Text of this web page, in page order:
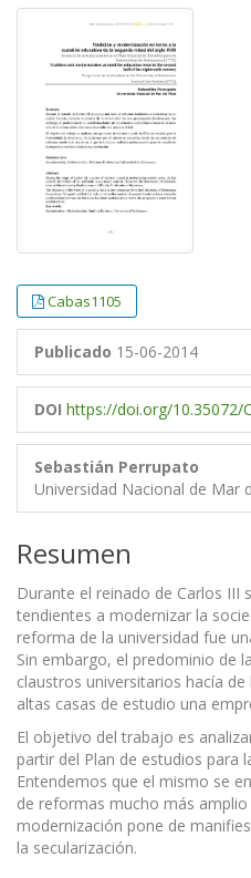
Cabas1105
Publicado 15-06-2014
DOI https://doi.org/10.35072/
Sebastián Perrupato
Universidad Nacional de Mar
Resumen
Durante el reinado de Carlos III
tendientes a modernizar la
reforma de la universidad fue
Sin embargo, el predominio de
claustros universitarios hacía
altas casas de estudio una
El objetivo del trabajo es
partir del Plan de estudios para
Entendemos que el mismo se
de reformas mucho más
modernización pone de
la secularización.